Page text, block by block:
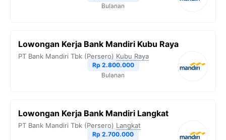
Bulanan
Lowongan Kerja Bank Mandiri Kubu Raya
PT Bank Mandiri Tbk (Persero) Kubu Raya
Rp 2.800.000
Bulanan
Lowongan Kerja Bank Mandiri Langkat
PT Bank Mandiri Tbk (Persero) Langkat
Rp 2.700.000